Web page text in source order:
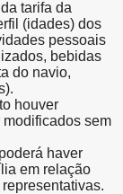
tarifa da
(idades) dos
pessoais
bebidas
do navio,
houver
sem
haver
em relação